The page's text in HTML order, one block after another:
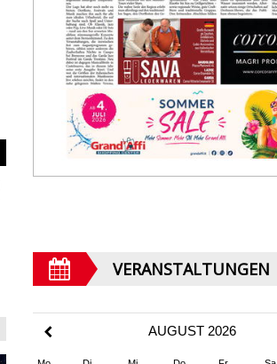
VERANSTALTUNGEN
AUGUST 2026